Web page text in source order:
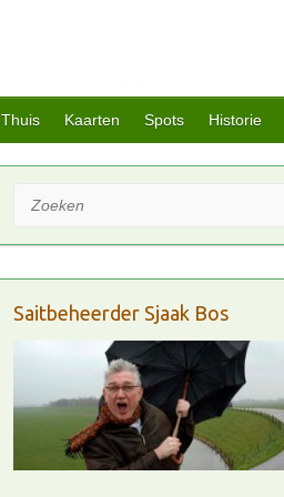
Thuis Kaarten Spots Historie
Zoeken
Saitbeheerder Sjaak Bos